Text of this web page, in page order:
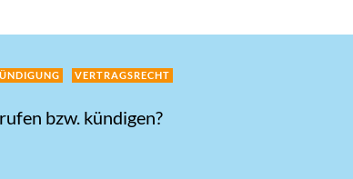
VERTRAGSRECHT
bzw. kündigen?